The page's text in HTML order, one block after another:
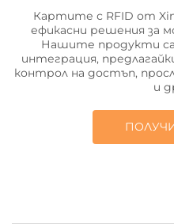
Картите с RFID от
ефикасни решения за
Нашите продукти са
интеграция,
контрол на достъп,
и